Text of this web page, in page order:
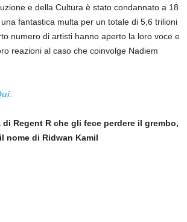
e della Cultura è stato condannato a 18
fantastica multa per un totale di 5,6 trilioni
numero di artisti hanno aperto la loro voce e
reazioni al caso che coinvolge Nadiem
Regent R che gli fece perdere il grembo,
nome di Ridwan Kamil